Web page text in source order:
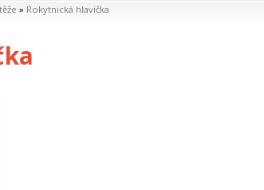
» Rokytnická hlavička